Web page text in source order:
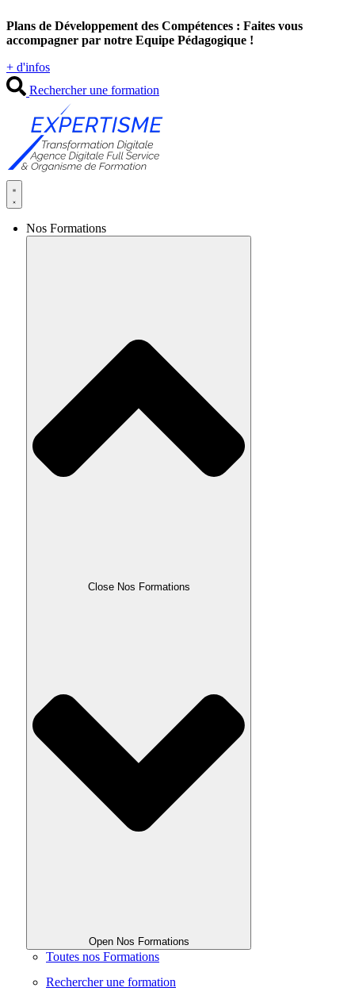
au
contenu
Plans de Développement des Compétences : Faites vous
accompagner par notre Equipe Pédagogique !
+ d'infos
Rechercher une formation
Nos Formations
Close Nos Formations
Open Nos Formations
Toutes nos Formations
Rechercher une formation